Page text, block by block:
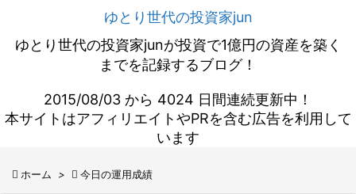
ゆとり世代の投資家jun
ゆとり世代の投資家junが投資で1億円の資産を築く
までを記録するブログ！
2015/08/03 から 4024 日間連続更新中！
本サイトはアフィリエイトやPRを含む広告を利用して
います
 ホーム >  今日の運用成績